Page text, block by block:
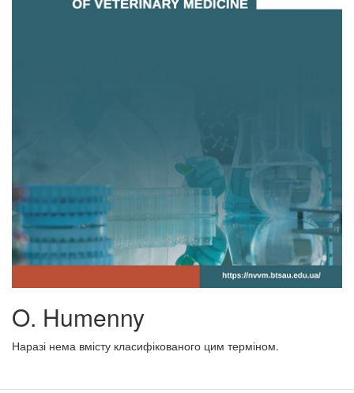
O. Humenny
Наразі нема вмісту класифікованого цим терміном.